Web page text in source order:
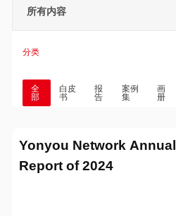
所有内容
分类
全
部
白皮
书
报
告
案例
集
画
册
Yonyou Network Annual
Report of 2024